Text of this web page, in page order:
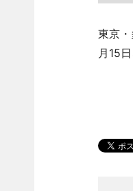
東京
月15